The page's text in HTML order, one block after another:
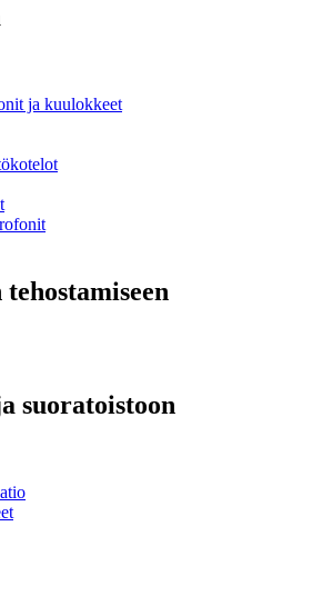
ja kuulokkeet
suoratoistoon